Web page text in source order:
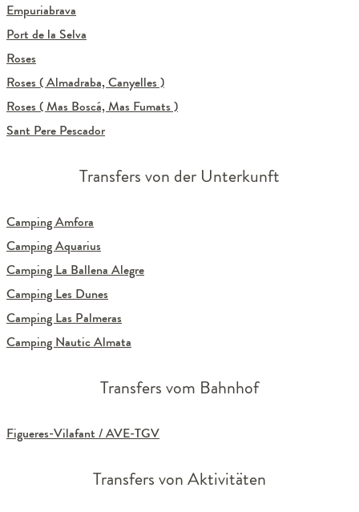
Empuriabrava
Port de la Selva
Roses
Roses ( Almadraba, Canyelles )
Roses ( Mas Boscá, Mas Fumats )
Sant Pere Pescador
Transfers von der Unterkunft
Camping Amfora
Camping Aquarius
Camping La Ballena Alegre
Camping Les Dunes
Camping Las Palmeras
Camping Nautic Almata
Transfers vom Bahnhof
Figueres-Vilafant / AVE-TGV
Transfers von Aktivitäten